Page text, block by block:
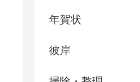
年賀状
彼岸